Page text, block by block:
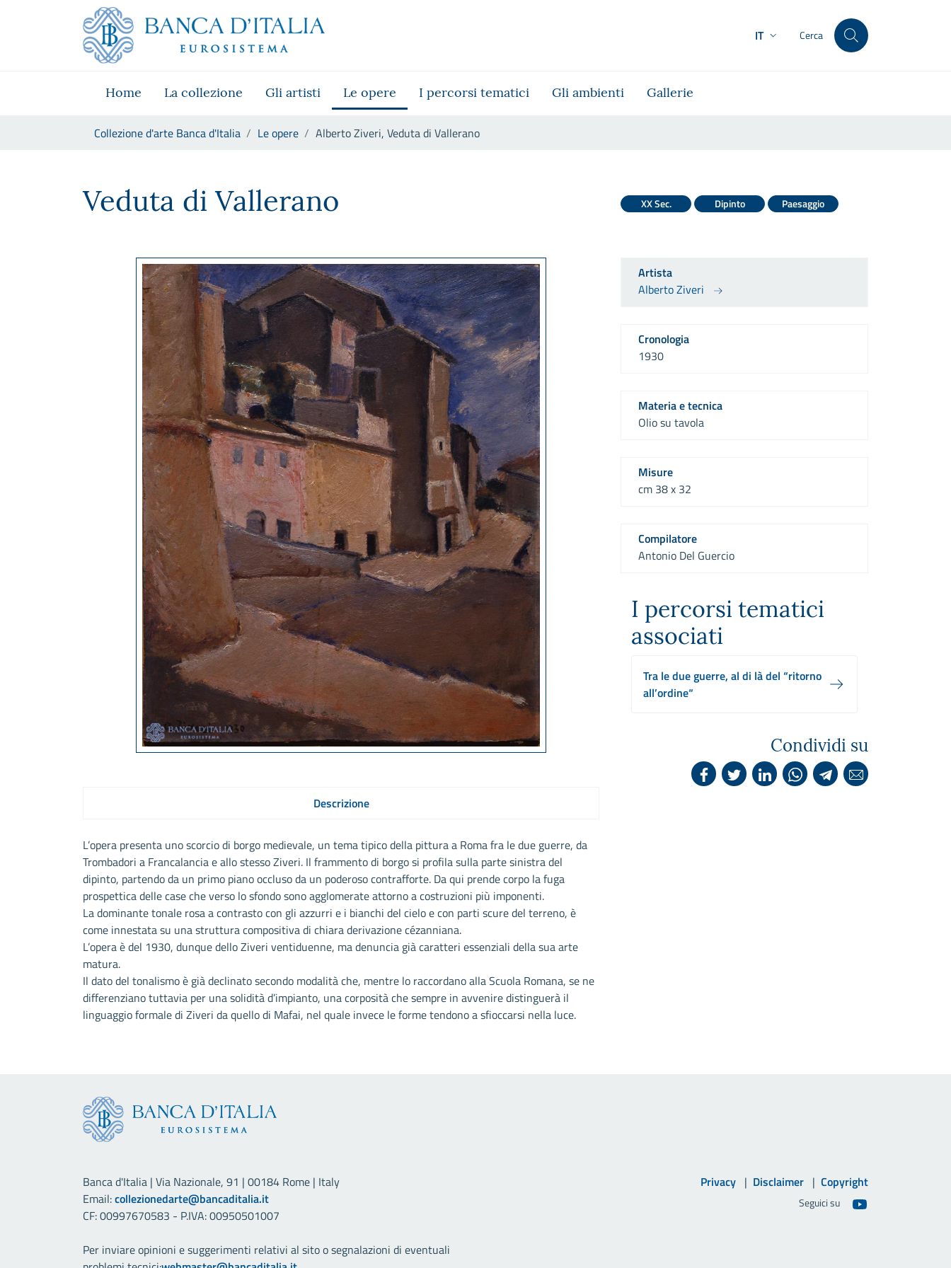
Skip to Main Content
Vai al sito istituzionale
Vai al menu di navigazione
Vai alla ricerca
Vai ai contenuti
IT Cerca
Home La collezione Gli artisti Le opere I percorsi tematici Gli ambienti Gallerie
Collezione d'arte Banca d'Italia Le opere Alberto Ziveri, Veduta di Vallerano
Veduta di Vallerano XX Sec. Dipinto Paesaggio
Descrizione
L’opera presenta uno scorcio di borgo medievale, un tema tipico della pittura a Roma fra le due guerre, da
Trombadori a Francalancia e allo stesso Ziveri. Il frammento di borgo si profila sulla parte sinistra del
dipinto, partendo da un primo piano occluso da un poderoso contrafforte. Da qui prende corpo la fuga
prospettica delle case che verso lo sfondo sono agglomerate attorno a costruzioni più imponenti.
La dominante tonale rosa a contrasto con gli azzurri e i bianchi del cielo e con parti scure del terreno, è
come innestata su una struttura compositiva di chiara derivazione cézanniana.
L’opera è del 1930, dunque dello Ziveri ventiduenne, ma denuncia già caratteri essenziali della sua arte
matura.
Il dato del tonalismo è già declinato secondo modalità che, mentre lo raccordano alla Scuola Romana, se ne
differenziano tuttavia per una solidità d’impianto, una corposità che sempre in avvenire distinguerà il
linguaggio formale di Ziveri da quello di Mafai, nel quale invece le forme tendono a sfioccarsi nella luce.
Artista
Alberto Ziveri
Cronologia
1930
Materia e tecnica
Olio su tavola
Misure
cm 38 x 32
Compilatore
Antonio Del Guercio
I percorsi tematici
associati
Tra le due guerre, al di là del “ritorno
all’ordine“
Condividi su
Banca d'Italia | Via Nazionale, 91 | 00184 Rome | Italy
Email:collezionedarte@bancaditalia.it
CF: 00997670583 - P.IVA: 00950501007
Per inviare opinioni e suggerimenti relativi al sito o segnalazioni di eventuali
Privacy Disclaimer Copyright
Seguici su